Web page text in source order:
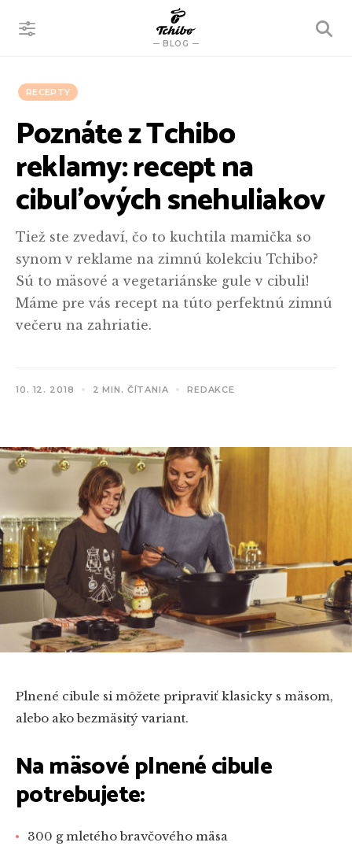
BLOG
VYHĽADÁVANIE
RECEPTY
Poznáte z Tchibo
reklamy: recept na
cibuľových snehuliakov
Tiež ste zvedaví, čo to kuchtila mamička so
synom v reklame na zimnú kolekciu Tchibo?
Sú to mäsové a vegetariánske gule v cibuli!
Máme pre vás recept na túto perfektnú zimnú
večeru na zahriatie.
10. 12. 2018 2 MIN. ČÍTANIA REDAKCE
Plnené cibule si môžete pripraviť klasicky s mäsom,
alebo ako bezmäsitý variant.
Na mäsové plnené cibule
potrebujete:
300 g mletého bravčového mäsa